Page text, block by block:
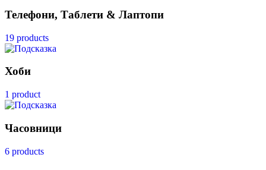
Телефони, Таблети & Лаптопи
19 products
Хоби
1 product
Часовници
6 products